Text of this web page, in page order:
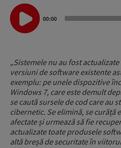
Audio
Player
00:00
„Sistemele nu au fost
versiuni de software existente
exemplu: pe unele dispozitive
Windows 7, care este demult
se caută sursele de cod care au
cibernetic. Se elimină, se curăță
afectate și urmează să fie
actualizate toate produsele
altă breșă de securitate în